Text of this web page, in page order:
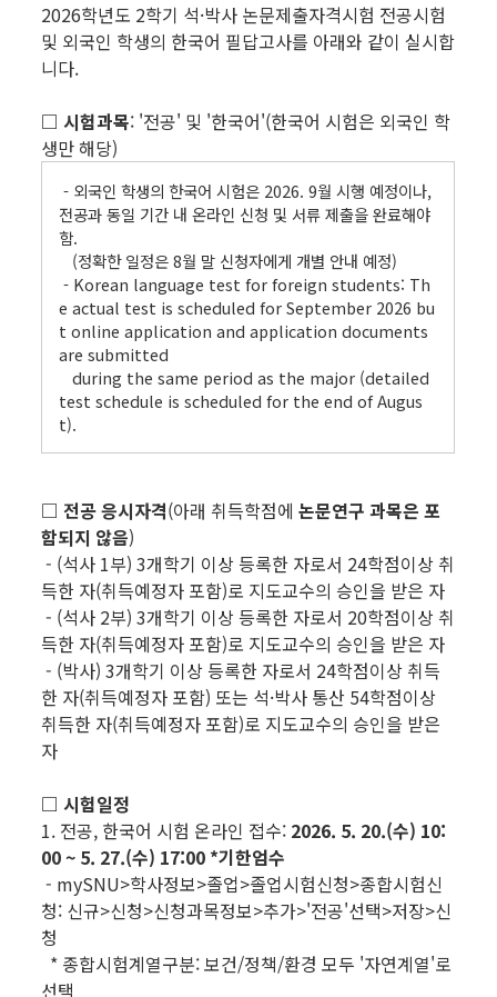
2026학년도 2학기 석·박사 논문제출자격시험 전공시험
및 외국인 학생의 한국어 필답고사를 아래와 같이 실시합
니다.
□ 시험과목: '전공' 및 '한국어'(한국어 시험은 외국인 학
생만 해당)
- 외국인 학생의 한국어 시험은 2026. 9월 시행 예정이나,
전공과 동일 기간 내 온라인 신청 및 서류 제출을 완료해야
함.
(정확한 일정은 8월 말 신청자에게 개별 안내 예정)
- Korean language test for foreign students: Th
e actual test is scheduled for September 2026 bu
t online application and application documents
are submitted
during the same period as the major (detailed
test schedule is scheduled for the end of Augus
t).
□ 전공 응시자격(아래 취득학점에논문연구 과목은 포
함되지 않음)
- (석사 1부) 3개학기 이상 등록한 자로서 24학점이상 취
득한 자(취득예정자 포함)로 지도교수의 승인을 받은 자
- (석사 2부) 3개학기 이상 등록한 자로서 20학점이상 취
득한 자(취득예정자 포함)로 지도교수의 승인을 받은 자
- (박사) 3개학기 이상 등록한 자로서 24학점이상 취득
한 자(취득예정자 포함) 또는 석·박사 통산 54학점이상
취득한 자(취득예정자 포함)로 지도교수의 승인을 받은
자
□ 시험일정
1. 전공, 한국어 시험 온라인 접수: 2026. 5. 20.(수) 10:
00 ~ 5. 27.(수) 17:00 *기한엄수
- mySNU>학사정보>졸업>졸업시험신청>종합시험신
청: 신규>신청>신청과목정보>추가>'전공'선택>저장>신
청
* 종합시험계열구분: 보건/정책/환경 모두 '자연계열'로
선택